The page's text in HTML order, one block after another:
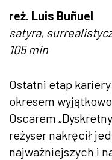
reż. Luis Buñuel
satyra,
105 min
Ostatni etap
okresem
Oscarem
reżyser nakręcił
najważniejszych i